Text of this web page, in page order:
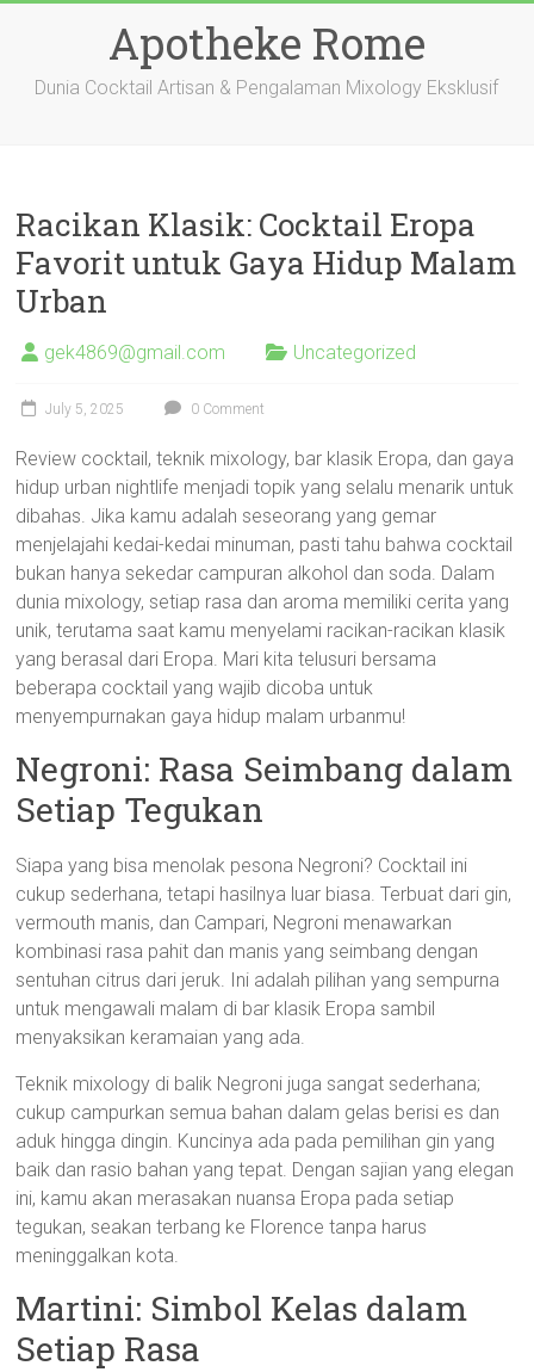
Apotheke Rome
Dunia Cocktail Artisan & Pengalaman Mixology Eksklusif
Racikan Klasik: Cocktail Eropa
Favorit untuk Gaya Hidup Malam
Urban
gek4869@gmail.com Uncategorized
July 5, 2025 0 Comment
Review cocktail, teknik mixology, bar klasik Eropa, dan gaya
hidup urban nightlife menjadi topik yang selalu menarik untuk
dibahas. Jika kamu adalah seseorang yang gemar
menjelajahi kedai-kedai minuman, pasti tahu bahwa cocktail
bukan hanya sekedar campuran alkohol dan soda. Dalam
dunia mixology, setiap rasa dan aroma memiliki cerita yang
unik, terutama saat kamu menyelami racikan-racikan klasik
yang berasal dari Eropa. Mari kita telusuri bersama
beberapa cocktail yang wajib dicoba untuk
menyempurnakan gaya hidup malam urbanmu!
Negroni: Rasa Seimbang dalam
Setiap Tegukan
Siapa yang bisa menolak pesona Negroni? Cocktail ini
cukup sederhana, tetapi hasilnya luar biasa. Terbuat dari gin,
vermouth manis, dan Campari, Negroni menawarkan
kombinasi rasa pahit dan manis yang seimbang dengan
sentuhan citrus dari jeruk. Ini adalah pilihan yang sempurna
untuk mengawali malam di bar klasik Eropa sambil
menyaksikan keramaian yang ada.
Teknik mixology di balik Negroni juga sangat sederhana;
cukup campurkan semua bahan dalam gelas berisi es dan
aduk hingga dingin. Kuncinya ada pada pemilihan gin yang
baik dan rasio bahan yang tepat. Dengan sajian yang elegan
ini, kamu akan merasakan nuansa Eropa pada setiap
tegukan, seakan terbang ke Florence tanpa harus
meninggalkan kota.
Martini: Simbol Kelas dalam
Setiap Rasa